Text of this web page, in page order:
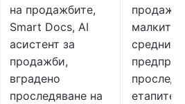
на продажбите,
Smart Docs, AI
асистент за
продажби,
вградено
проследяване на
малките
средни
етапите